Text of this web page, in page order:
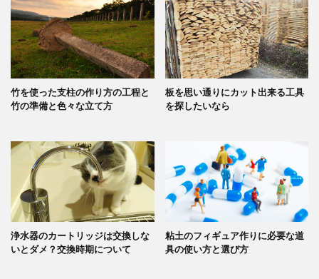
竹を使った支柱の作り方の工程と
竹の準備と色々な立て方
板を思い通りにカット出来る工具
を探したいなら
浄水器のカートリッジは交換しな
いとダメ？交換時期について
粘土のフィギュア作りに必要な道
具の使い方と選び方